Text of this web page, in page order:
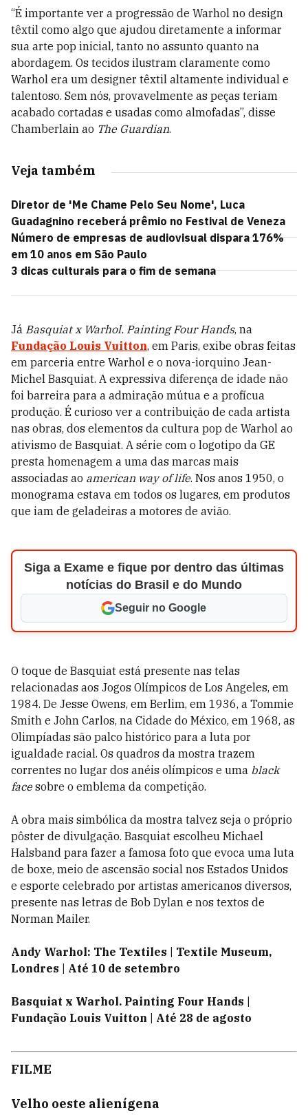
“É importante ver a progressão de Warhol no design
têxtil como algo que ajudou diretamente a informar
sua arte pop inicial, tanto no assunto quanto na
abordagem. Os tecidos ilustram claramente como
Warhol era um designer têxtil altamente individual e
talentoso. Sem nós, provavelmente as peças teriam
acabado cortadas e usadas ​​como almofadas”, disse
Chamberlain ao The Guardian.
Veja também
Diretor de 'Me Chame Pelo Seu Nome', Luca
Guadagnino receberá prêmio no Festival de Veneza
Número de empresas de audiovisual dispara 176%
em 10 anos em São Paulo
3 dicas culturais para o fim de semana
Já Basquiat x Warhol. Painting Four Hands, na
Fundação Louis Vuitton, em Paris, exibe obras feitas
em parceria entre Warhol e o nova-iorquino Jean-
Michel Basquiat. A expressiva diferença de idade não
foi barreira para a admiração mútua e a profícua
produção. É curioso ver a contribuição de cada artista
nas obras, dos elementos da cultura pop de Warhol ao
ativismo de Basquiat. A série com o logotipo da GE
presta homenagem a uma das marcas mais
associadas ao american way of life. Nos anos 1950, o
monograma estava em todos os lugares, em produtos
que iam de geladeiras a motores de avião.
Siga a Exame e fique por dentro das últimas
notícias do Brasil e do Mundo
Seguir no Google
O toque de Basquiat está presente nas telas
relacionadas aos Jogos Olímpicos de Los Angeles, em
1984. De Jesse Owens, em Berlim, em 1936, a Tommie
Smith e John Carlos, na Cidade do México, em 1968, as
Olimpíadas são palco histórico para a luta por
igualdade racial. Os quadros da mostra trazem
correntes no lugar dos anéis olímpicos e uma black
facesobre o emblema da competição.
A obra mais simbólica da mostra talvez seja o próprio
pôster de divulgação. Basquiat escolheu Michael
Halsband para fazer a famosa foto que evoca uma luta
de boxe, meio de ascensão social nos Estados Unidos
e esporte celebrado por artistas americanos diversos,
presente nas letras de Bob Dylan e nos textos de
Norman Mailer.
Andy Warhol: The Textiles | Textile Museum,
Londres | Até 10 de setembro
Basquiat x Warhol. Painting Four Hands |
Fundação Louis Vuitton | Até 28 de agosto
FILME
Velho oeste alienígena